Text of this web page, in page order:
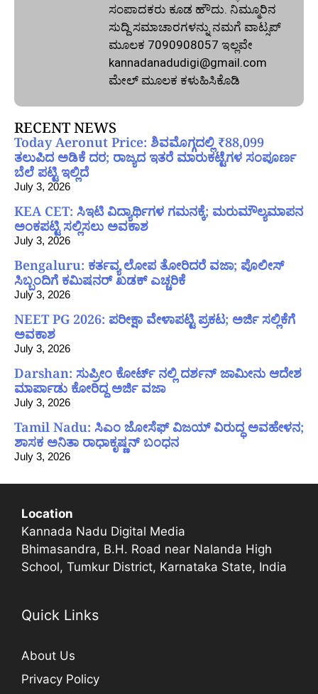
ಸಂಪಾದಕರು ಕೂಡ ಹೌದು. ನಿಮ್ಮೂರಿನ
ಸುದ್ದಿ ಸಮಾಚಾರಗಳನ್ನು ನಮಗೆ ವಾಟ್ಸಪ್‌
ಮೂಲಕ 7090908057 ಇಲ್ಲವೇ
kannadanadudigi@gmail.com
ಮೇಲ್‌ ಮೂಲಕ ಕಳುಹಿಸಿಕೊಡಿ
RECENT NEWS
Today Aeronut Price: ಶಿವಮೊಗ್ಗದಲ್ಲಿ ₹88,099
ತಲುಪಿದ ಅಡಿಕೆ ದರ; ರಾಜ್ಯದ ಇತರೆ ಮಾರುಕಟ್ಟೆಗಳ ಸಂಪೂರ್ಣ
ಬೆಲೆ ಪಟ್ಟಿ ಇಲ್ಲಿದೆ
July 3, 2026
KEA CET: ಸಿಇಟಿ ವಿದ್ಯಾರ್ಥಿಗಳ ಗಮನಕ್ಕೆ; ಮರುಮೌಲ್ಯಮಾಪನ
ಅಂಕಪಟ್ಟಿ ಸಲ್ಲಿಸಲು ಅವಕಾಶ
July 3, 2026
Bengaluru: ಕರ್ತವ್ಯ ಲೋಪ ತೋರಿದರೆ ವಜಾ; ಪೊಲೀಸ್
ಸಿಬ್ಬಂದಿಗೆ ಕಮಿಷನರ್ ಖಡಕ್ ಎಚ್ಚರಿಕೆ
July 3, 2026
NEET PG 2026: ಪರೀಕ್ಷಾ ವೇಳಾಪಟ್ಟಿ ಪ್ರಕಟ; ಅರ್ಜಿ ಸಲ್ಲಿಕೆಗೆ
ಅವಕಾಶ
July 3, 2026
Darshan: ಸುಪ್ರೀಂ ಕೋರ್ಟ್ ನಲ್ಲಿ ದರ್ಶನ್ ಜಾಮೀನು ಆದೇಶ
ಮಾರ್ಪಾಡು ಕೋರಿದ್ದ ಅರ್ಜಿ ವಜಾ
July 3, 2026
Tamil Nadu: ಸಿಎಂ ಜೋಸೆಫ್ ವಿಜಯ್ ವಿರುದ್ಧ ಅವಹೇಳನ;
ಶಾಸಕ ಅನಿತಾ ರಾಧಾಕೃಷ್ಣನ್ ಬಂಧನ
July 3, 2026
Location
Kannada Nadu Digital Media
Bhimasandra, B.H. Road near Nalanda High
School, Tumkur District, Karnataka State, India
Quick Links
About Us
Privacy Policy